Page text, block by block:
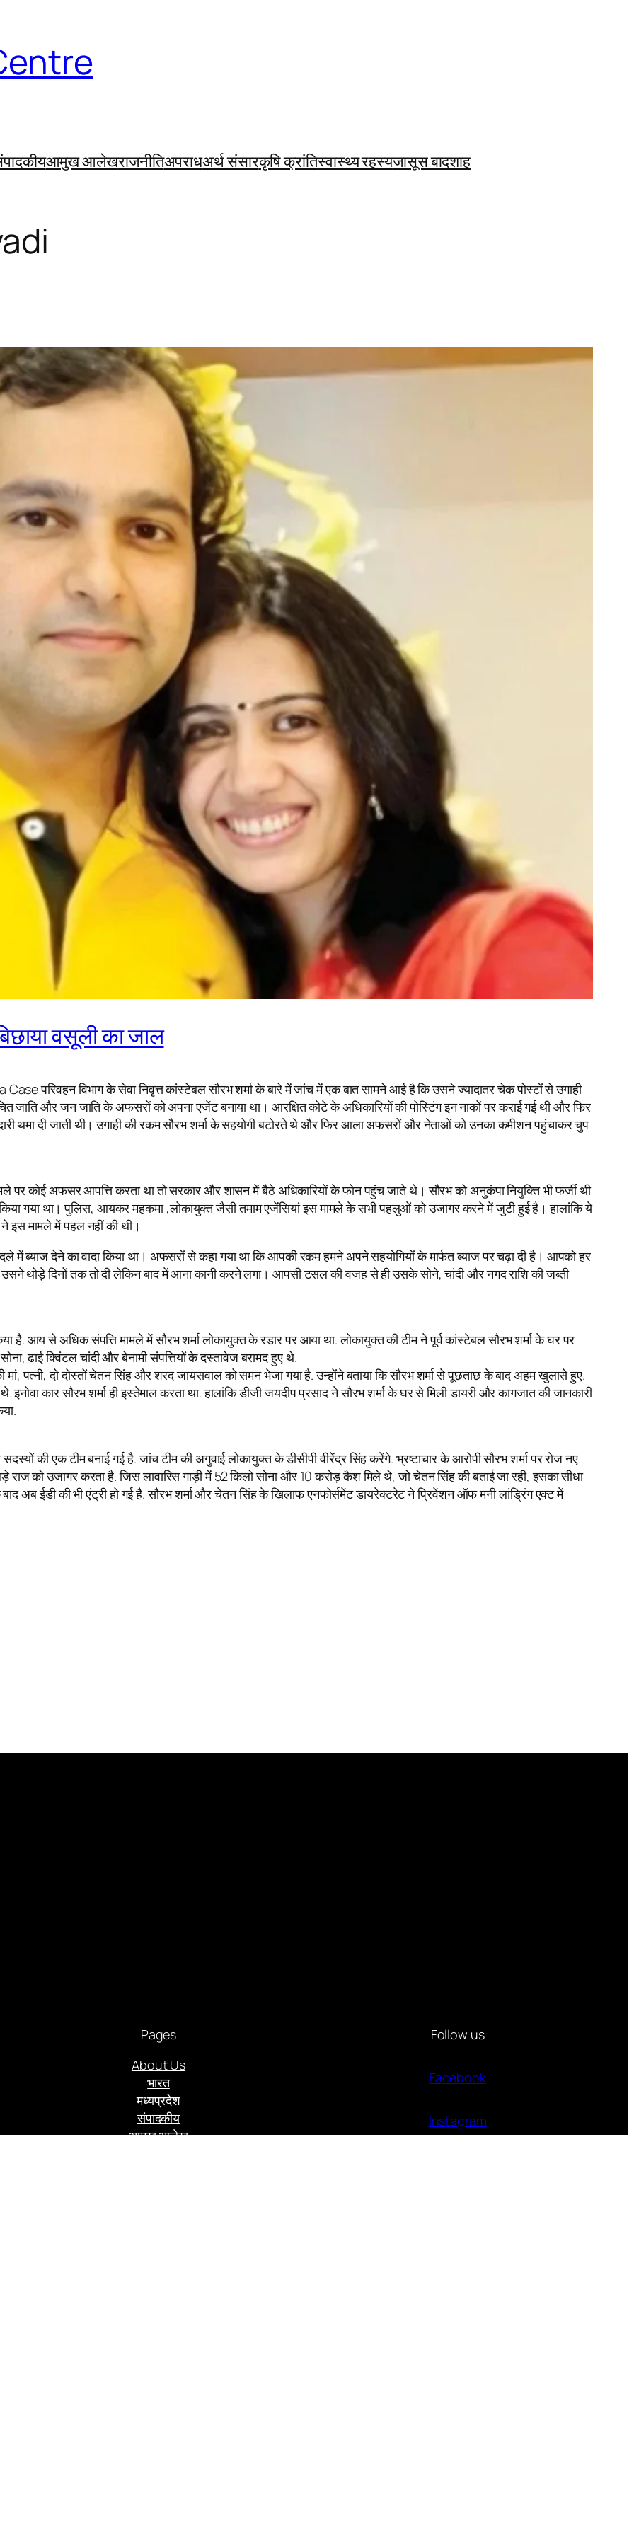
आमुख आलेखराजनीतिअपराधअर्थ संसारकृषि क्रांतिस्वास्थ्य रहस्यजासूस बादशाह
वसूली का जाल
परिवहन विभाग के सेवा निवृत्त कांस्टेबल सौरभ शर्मा के बारे में जांच में एक बात सामने आई है कि उसने ज्यादातर चेक पोस्टों से उगाही
और जन जाति के अफसरों को अपना एजेंट बनाया था। आरक्षित कोटे के अधिकारियों की पोस्टिंग इन नाकों पर कराई गई थी और फिर
थमा दी जाती थी। उगाही की रकम सौरभ शर्मा के सहयोगी बटोरते थे और फिर आला अफसरों और नेताओं को उनका कमीशन पहुंचाकर चुप
पर कोई अफसर आपत्ति करता था तो सरकार और शासन में बैठे अधिकारियों के फोन पहुंच जाते थे। सौरभ को अनुकंपा नियुक्ति भी फर्जी थी
किया गया था। पुलिस, आयकर महकमा ,लोकायुक्त जैसी तमाम एजेंसियां इस मामले के सभी पहलुओं को उजागर करने में जुटी हुई है। हालांकि ये
इस मामले में पहल नहीं की थी।
ब्याज देने का वादा किया था। अफसरों से कहा गया था कि आपकी रकम हमने अपने सहयोगियों के मार्फत ब्याज पर चढ़ा दी है। आपको हर
उसने थोड़े दिनों तक तो दी लेकिन बाद में आना कानी करने लगा। आपसी टसल की वजह से ही उसके सोने, चांदी और नगद राशि की जब्ती
है. आय से अधिक संपत्ति मामले में सौरभ शर्मा लोकायुक्त के रडार पर आया था. लोकायुक्त की टीम ने पूर्व कांस्टेबल सौरभ शर्मा के घर पर
ढाई क्विंटल चांदी और बेनामी संपत्तियों के दस्तावेज बरामद हुए थे.
मां, पत्नी, दो दोस्तों चेतन सिंह और शरद जायसवाल को समन भेजा गया है. उन्होंने बताया कि सौरभ शर्मा से पूछताछ के बाद अहम खुलासे हुए.
कार सौरभ शर्मा ही इस्तेमाल करता था. हालांकि डीजी जयदीप प्रसाद ने सौरभ शर्मा के घर से मिली डायरी और कागजात की जानकारी
की एक टीम बनाई गई है. जांच टीम की अगुवाई लोकायुक्त के डीसीपी वीरेंद्र सिंह करेंगे. भ्रष्टाचार के आरोपी सौरभ शर्मा पर रोज नए
राज को उजागर करता है. जिस लावारिस गाड़ी में 52 किलो सोना और 10 करोड़ कैश मिले थे, जो चेतन सिंह की बताई जा रही, इसका सीधा
अब ईडी की भी एंट्री हो गई है. सौरभ शर्मा और चेतन सिंह के खिलाफ एनफोर्समेंट डायरेक्टरेट ने प्रिवेंशन ऑफ मनी लांड्रिंग एक्ट में
Pages
About Us
भारत
मध्यप्रदेश
संपादकीय
आमुख आलेख
Follow us
Facebook
Instagram